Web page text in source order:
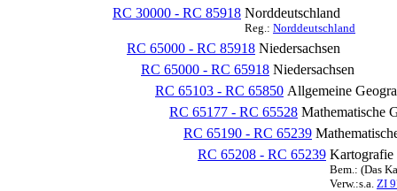
RC 30000 - RC 85918 Norddeutschland
Reg.: Norddeutschland
RC 65000 - RC 85918 Niedersachsen
RC 65000 - RC 65918 Niedersachsen
RC 65103 - RC 65850 Allgemeine
RC 65177 - RC 65528 Mathematische
RC 65190 - RC 65239
RC 65208 - RC 65239 Kartografie
Bem.: (Das
Verw.:s.a. ZI